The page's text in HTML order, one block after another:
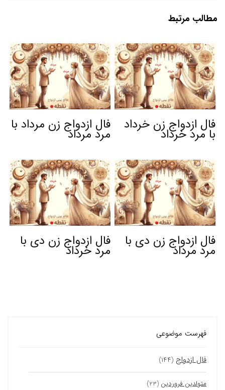
مطالب مرتبط
فال ازدواج زن خرداد
با مرد خرداد
فال ازدواج زن مرداد با
مرد مرداد
فال ازدواج زن دی با
مرد مرداد
فال ازدواج زن دی با
مرد خرداد
فهرست موضوعی
فال ازدواج (۱۴۴)
متولدین فروردین (۲۳)